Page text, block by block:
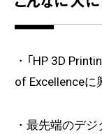
・「HP 3D
of Excellenceに
・最先端のデ